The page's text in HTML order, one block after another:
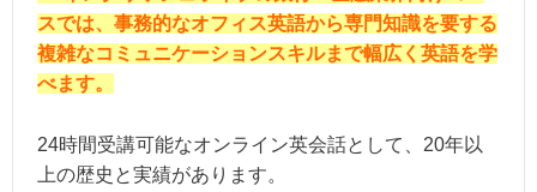
スでは、事務的なオフィス英語から専門知識を要する
複雑なコミュニケーションスキルまで幅広く英語を学
べます。
24時間受講可能なオンライン英会話として、20年以
上の歴史と実績があります。